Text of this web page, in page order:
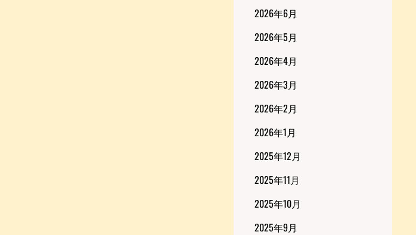
2026年6月
2026年5月
2026年4月
2026年3月
2026年2月
2026年1月
2025年12月
2025年11月
2025年10月
2025年9月